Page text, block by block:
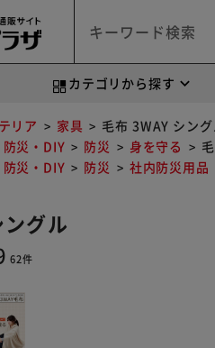
カテゴリから探す
リア 家具
毛布 3WAY シン
防災・DIY 防災 身を守る
防災・DIY 防災 社内防災用品
グル
62件